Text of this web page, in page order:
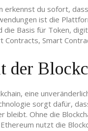
erkennst du sofort,
ist die
die Basis für Token,
Contracts, Smart
der
, eine
sorgt dafür,
bleibt. Ohne die
nutzt die